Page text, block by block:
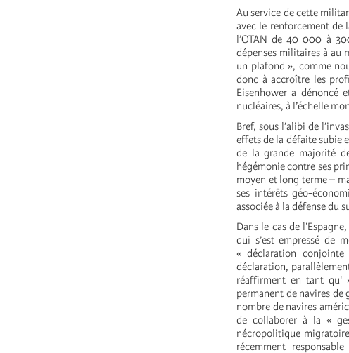
Au service de cette
avec le renforcement de
l’OTAN de 40 000 à
dépenses militaires à au
un plafond », comme
donc à accroître les
Eisenhower a dénoncé
nucléaires, à l’échelle
Bref, sous l’alibi de
effets de la défaite subie
de la grande majorité
hégémonie contre ses
moyen et long terme –
ses intérêts géo-
associée à la défense du
Dans le cas de
qui s’est empressé de
« déclaration conjointe
déclaration,
réaffirment en tant qu'
permanent de navires de
nombre de navires
de collaborer à la «
nécropolitique
récemment